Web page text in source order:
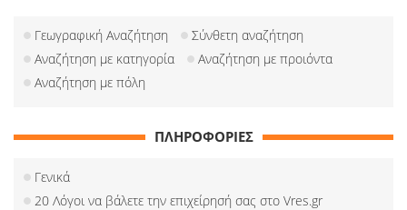
Γεωγραφική Αναζήτηση
Σύνθετη αναζήτηση
Αναζήτηση με κατηγορία
Αναζήτηση με προιόντα
Αναζήτηση με πόλη
ΠΛΗΡΟΦΟΡΙΕΣ
Γενικά
20 Λόγοι να βάλετε την επιχείρησή σας στο Vres.gr